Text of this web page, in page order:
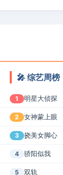
🎤 综艺周榜
1 明星大侦探
2 女神蒙上眼
3 挠美女脚心
4 骄阳似我
5 双轨